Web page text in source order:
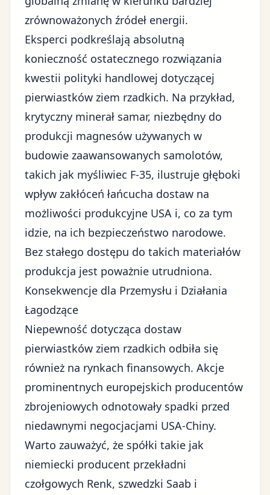
zrównoważonych źródeł energii.
Eksperci podkreślają absolutną
konieczność ostatecznego rozwiązania
kwestii polityki handlowej dotyczącej
pierwiastków ziem rzadkich. Na przykład,
krytyczny minerał samar, niezbędny do
produkcji magnesów używanych w
budowie zaawansowanych samolotów,
takich jak myśliwiec F-35, ilustruje głęboki
wpływ zakłóceń łańcucha dostaw na
możliwości produkcyjne USA i, co za tym
idzie, na ich bezpieczeństwo narodowe.
Bez stałego dostępu do takich materiałów
produkcja jest poważnie utrudniona.
Konsekwencje dla Przemysłu i Działania
Łagodzące
Niepewność dotycząca dostaw
pierwiastków ziem rzadkich odbiła się
również na rynkach finansowych. Akcje
prominentnych europejskich producentów
zbrojeniowych odnotowały spadki przed
niedawnymi negocjacjami USA-Chiny.
Warto zauważyć, że spółki takie jak
niemiecki producent przekładni
czołgowych Renk, szwedzki Saab i